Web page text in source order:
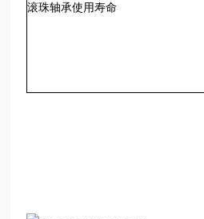
滚珠轴承使用寿命